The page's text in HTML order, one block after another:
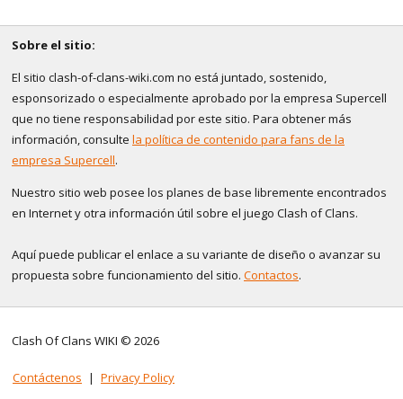
Sobre el sitio:
El sitio clash-of-clans-wiki.com no está juntado, sostenido,
esponsorizado o especialmente aprobado por la empresa Supercell
que no tiene responsabilidad por este sitio. Para obtener más
información, consulte la política de contenido para fans de la
empresa Supercell.
Nuestro sitio web posee los planes de base libremente encontrados
en Internet y otra información útil sobre el juego Clash of Clans.
Aquí puede publicar el enlace a su variante de diseño o avanzar su
propuesta sobre funcionamiento del sitio. Contactos.
Clash Of Clans WIKI © 2026
Contáctenos | Privacy Policy